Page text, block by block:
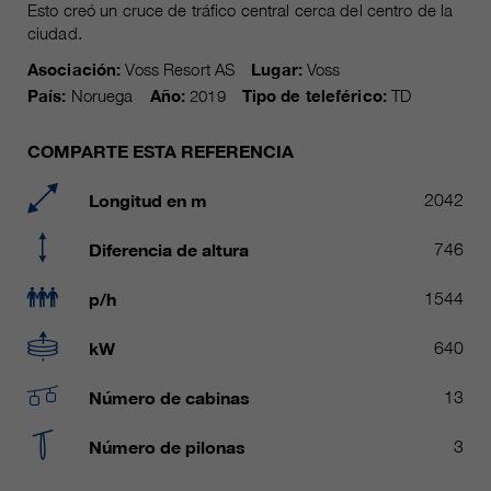
Esto creó un cruce de tráfico central cerca del centro de la
ciudad.
Asociación: Voss Resort AS Lugar:Voss
País: Noruega Año: 2019 Tipo de teleférico:TD
COMPARTE ESTA REFERENCIA
Longitud en m 2042
Diferencia de altura 746
p/h 1544
kW 640
Número de cabinas 13
Número de pilonas 3
fin
duración
Name
__utmc, __utmd, __utmz
proveedor Google Analytics
kürzer.
Estas cookies son utilizadas por
diversos tipos de información de
privacy. que nos ayudan a mejorar
sitios web. Esta información